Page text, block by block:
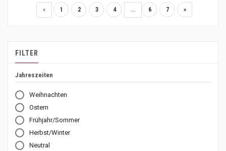
« 1 2 3 4 ... 6 7 »
FILTER
Jahreszeiten
Weihnachten
Ostern
Frühjahr/Sommer
Herbst/Winter
Neutral